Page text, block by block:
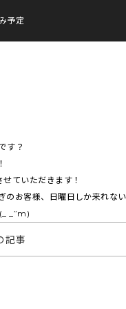
予定
す？
ていただきます！
のお客様、日曜日しか来れな
_”m)
記事